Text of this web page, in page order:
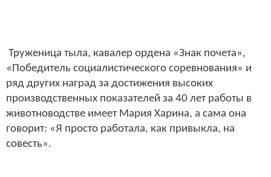
Труженица тыла, кавалер ордена «Знак почета»,
«Победитель социалистического соревнования» и
ряд других наград за достижения высоких
производственных показателей за 40 лет работы в
животноводстве имеет Мария Харина, а сама она
говорит: «Я просто работала, как привыкла, на
совесть».